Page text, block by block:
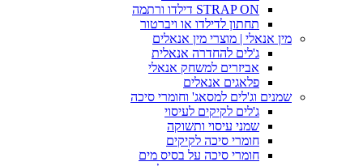
STRAP ON דילדו ורתמה
תחתון לדילדו או ויברטור
מין אנאלי | מוצרי מין אנאלים
ג'לים להחדרה אנאלית
אביזרים למשחק אנאלי
פלאגים אנאלים
שמנים וג'לים למסאג' וחומרי סיכה
ג'לים לקיקים לעיסוי
שמני עיסוי ותשוקה
חומרי סיכה לקיקים
חומרי סיכה על בסיס מים